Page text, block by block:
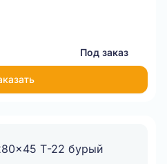
Под заказ